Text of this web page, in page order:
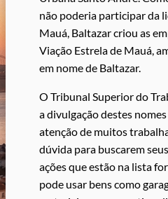
não poderia participar da
Mauá, Baltazar criou as
Viação Estrela de Mauá,
em nome de Baltazar.
O Tribunal Superior do
a divulgação destes
atenção de muitos
dúvida para buscarem
ações que estão na lista
pode usar bens como